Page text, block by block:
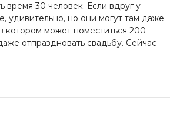
30 человек. Если вдруг у
удивительно, но они могут там даже
котором может поместиться 200
отпраздновать свадьбу. Сейчас